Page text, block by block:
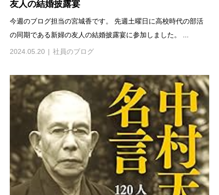
友人の結婚披露宴
今週のブログ担当の宮城香です。 先週土曜日に高校時代の部活
の同期である新婦の友人の結婚披露宴に参加しました。 ...
2024.05.20 社員のブログ